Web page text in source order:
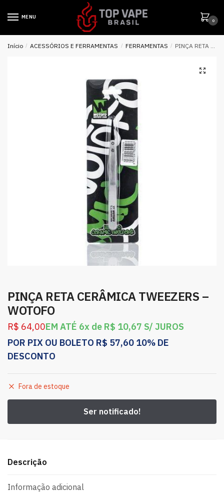
MENU
0
Início / ACESSÓRIOS E FERRAMENTAS / FERRAMENTAS / PINÇA RETA CERÂMICA TWEEZERS – WOTOFO
PINÇA RETA CERÂMICA TWEEZERS –
WOTOFO
R$ 64,00EM ATÉ 6x de R$ 10,67 S/ JUROS
POR PIX OU BOLETO R$ 57,60 10% DE
DESCONTO
Fora de estoque
Descrição
Informação adicional